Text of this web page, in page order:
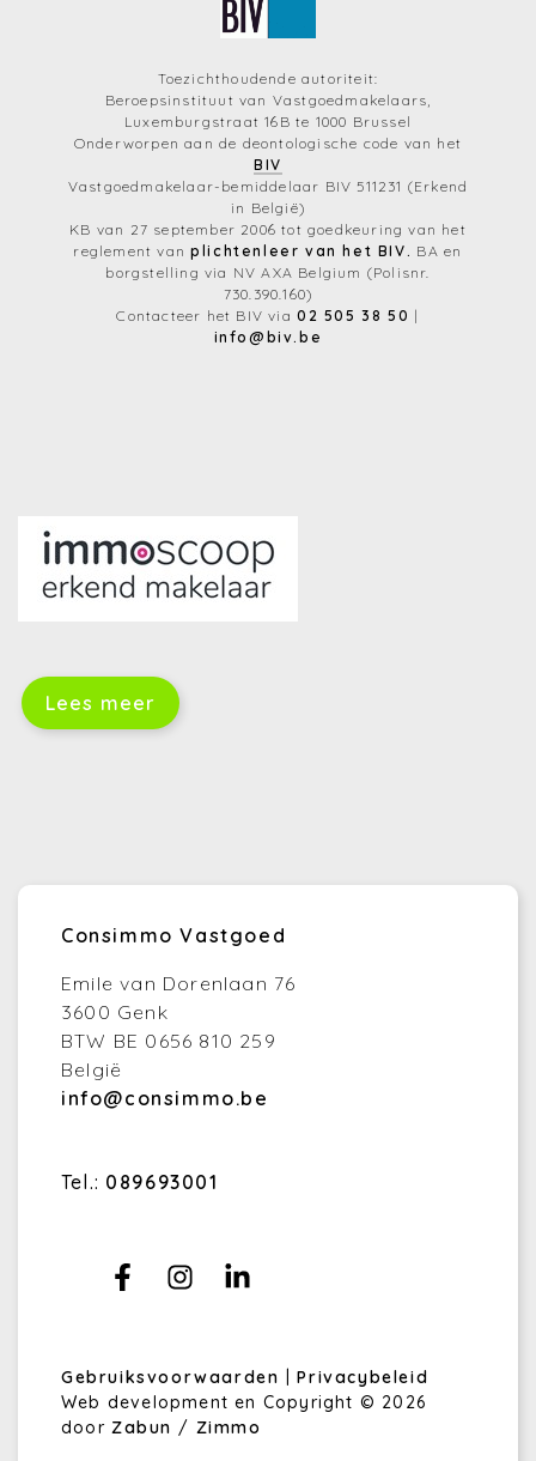
Toezichthoudende autoriteit:
Beroepsinstituut van Vastgoedmakelaars,
Luxemburgstraat 16B te 1000 Brussel
Onderworpen aan de deontologische code van het
BIV
Vastgoedmakelaar-bemiddelaar BIV 511231 (Erkend
in België)
KB van 27 september 2006 tot goedkeuring van het
reglement vanplichtenleer van het BIV. BA en
borgstelling via NV AXA Belgium (Polisnr.
730.390.160)
Contacteer het BIV via 02 505 38 50 |
info@biv.be
Lees meer
Consimmo Vastgoed
Emile van Dorenlaan 76
3600 Genk
BTW BE 0656 810 259
België
info@consimmo.be
Tel.: 089693001
Gebruiksvoorwaarden |Privacybeleid
Web development en Copyright © 2026
door Zabun / Zimmo